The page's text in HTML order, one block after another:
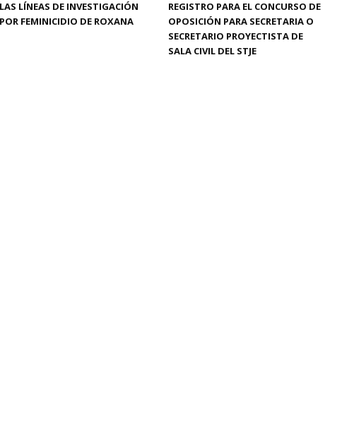
LAS LÍNEAS DE INVESTIGACIÓN
POR FEMINICIDIO DE ROXANA
REGISTRO PARA EL CONCURSO DE
OPOSICIÓN PARA SECRETARIA O
SECRETARIO PROYECTISTA DE
SALA CIVIL DEL STJE